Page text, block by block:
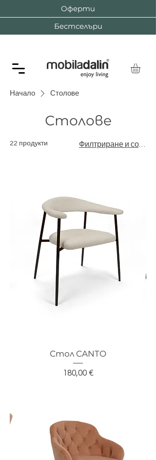
Оферти
Бестселъри
Начало Столове
Столове
22 продукти Филтриране и
Стол CANTO
Цена
180,00 €